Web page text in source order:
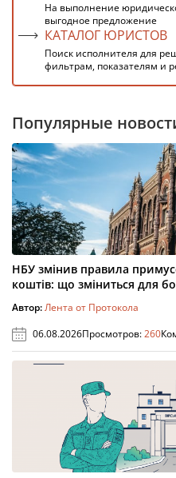
На выполнение
выгодное предложение
КАТАЛОГ ЮРИСТОВ
Поиск исполнителя для
фильтрам, показателям и
Популярные
НБУ змінив правила
коштів: що зміниться для
Автор:Лента от Протокола
06.08.2026Просмотров:260